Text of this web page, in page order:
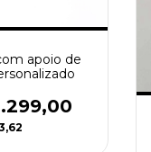
apoio de